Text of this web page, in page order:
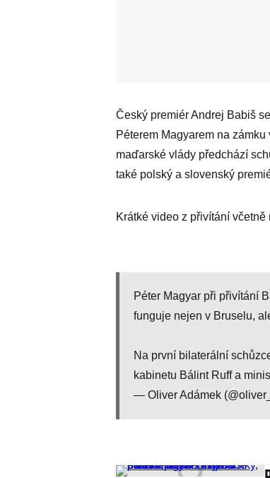
Český premiér Andrej Babiš
Péterem Magyarem na
maďarské vlády předchází
také polský a slovenský
Krátké video z přivítání
Péter Magyar při přivítání
funguje nejen v Bruselu,
Na první bilaterální
kabinetu Bálint Ruff a
— Oliver Adámek